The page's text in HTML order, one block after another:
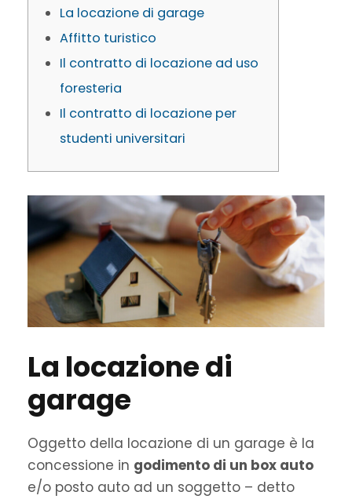
La locazione di garage
Affitto turistico
Il contratto di locazione ad uso
foresteria
Il contratto di locazione per
studenti universitari
La locazione di
garage
Oggetto della locazione di un garage è la
concessione in godimento di un box auto
e/o posto auto ad un soggetto – detto